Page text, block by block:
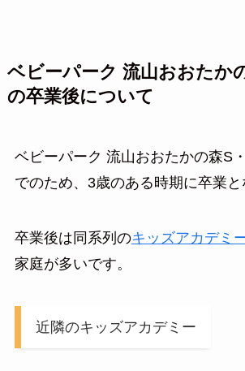
ベビーパーク 流山おおたか
の卒業後について
ベビーパーク 流山おおたかの森S
でのため、3歳のある時期に卒業と
卒業後は同系列のキッズアカデミ
家庭が多いです。
近隣のキッズアカデミー